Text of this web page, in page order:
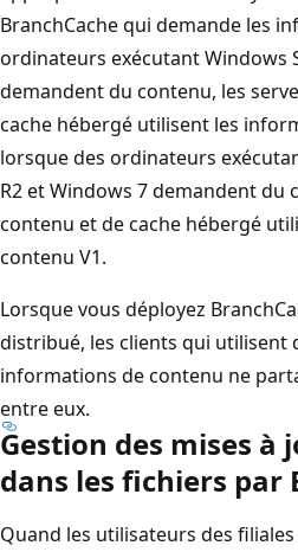
BranchCache qui demande les
ordinateurs exécutant Windows
demandent du contenu, les
cache hébergé utilisent les
lorsque des ordinateurs
R2 et Windows 7 demandent du
contenu et de cache hébergé
contenu V1.
Lorsque vous déployez
distribué, les clients qui utilisent
informations de contenu ne
entre eux.
Gestion des mises à
dans les fichiers par
Quand les utilisateurs des